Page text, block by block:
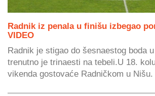
Radnik iz penala u finišu izbegao
VIDEO
Radnik je stigao do šesnaestog boda
trenutno je trinaesti na tebeli.U 18.
vikenda gostovaće Radničkom u Nišu.